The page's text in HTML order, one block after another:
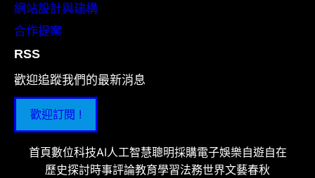
網站設計與建構
合作提案
RSS
歡迎追蹤我們的最新消息
歡迎訂閱 !
首頁數位科技AI人工智慧聰明採購電子娛樂自遊自在
歷史探討時事評論教育學習法務世界文藝春秋